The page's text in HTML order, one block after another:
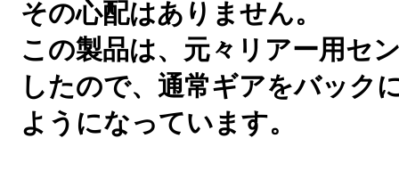
その心配はありません。
この製品は、元々リアー用セ
したので、通常ギアをバック
ようになっています。